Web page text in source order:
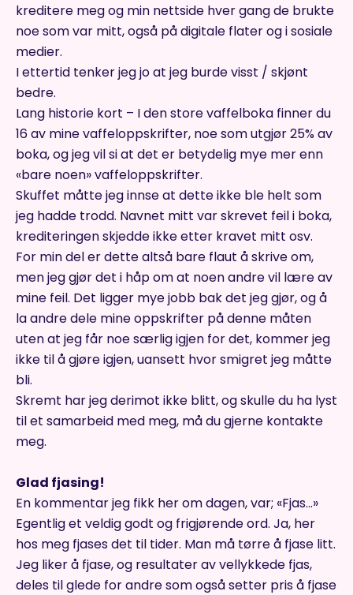
kreditere meg og min nettside hver gang de brukte
noe som var mitt, også på digitale flater og i sosiale
medier.
I ettertid tenker jeg jo at jeg burde visst / skjønt
bedre.
Lang historie kort – I den store vaffelboka finner du
16 av mine vaffeloppskrifter, noe som utgjør 25% av
boka, og jeg vil si at det er betydelig mye mer enn
«bare noen» vaffeloppskrifter.
Skuffet måtte jeg innse at dette ikke ble helt som
jeg hadde trodd. Navnet mitt var skrevet feil i boka,
krediteringen skjedde ikke etter kravet mitt osv.
For min del er dette altså bare flaut å skrive om,
men jeg gjør det i håp om at noen andre vil lære av
mine feil. Det ligger mye jobb bak det jeg gjør, og å
la andre dele mine oppskrifter på denne måten
uten at jeg får noe særlig igjen for det, kommer jeg
ikke til å gjøre igjen, uansett hvor smigret jeg måtte
bli.
Skremt har jeg derimot ikke blitt, og skulle du ha lyst
til et samarbeid med meg, må du gjerne kontakte
meg.
Glad fjasing!
En kommentar jeg fikk her om dagen, var; «Fjas…»
Egentlig et veldig godt og frigjørende ord. Ja, her
hos meg fjases det til tider. Man må tørre å fjase litt.
Jeg liker å fjase, og resultater av vellykkede fjas,
deles til glede for andre som også setter pris å fjase